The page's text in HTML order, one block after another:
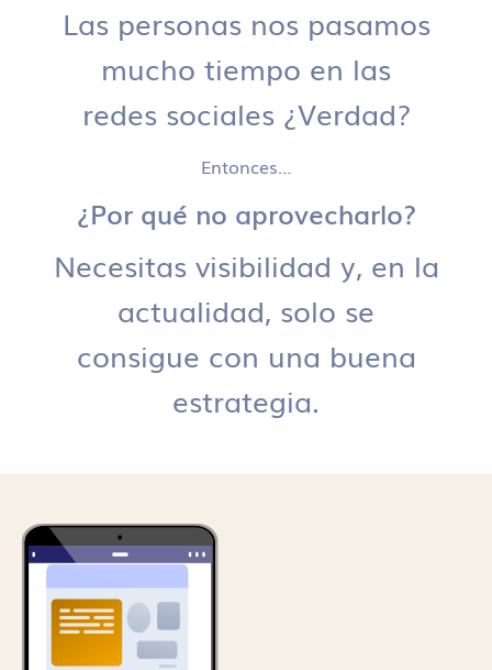
Las personas nos pasamos
mucho tiempo en las
redes sociales ¿Verdad?
Entonces…
¿Por qué no aprovecharlo?
Necesitas visibilidad y, en la
actualidad, solo se
consigue con una buena
estrategia.